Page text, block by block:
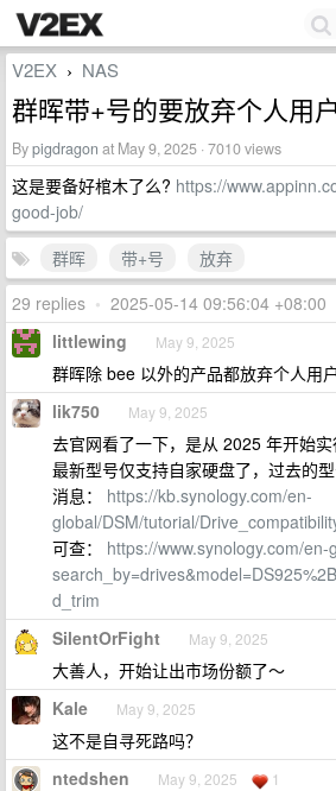
V2EX › NAS
群晖带+号的要放弃个人用
Bypigdragon at May 9, 2025 · 7010 views
这是要备好棺木了么? https://
good-job/
群晖
带+号
放弃
29 replies • 2025-05-14 09:56:04 +08:00
littlewing May 9, 2025
群晖除 bee 以外的产品都放弃个人用
lik750 May 9, 2025
去官网看了一下，是从 2025 年开始
最新型号仅支持自家硬盘了，过去的
消息： https://kb.synology.com/en-
global/DSM/tutorial/
可查： https://www.synology.com/
d_trim
SilentOrFight May 9, 2025
大善人，开始让出市场份额了～
Kale May 9, 2025
这不是自寻死路吗？
ntedshen May 9, 2025 1